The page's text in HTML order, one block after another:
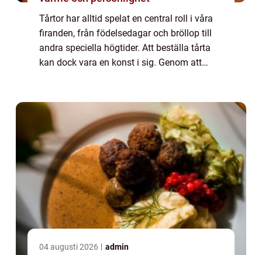
Tårtor har alltid spelat en central roll i våra
firanden, från födelsedagar och bröllop till
andra speciella högtider. Att beställa tårta
kan dock vara en konst i sig. Genom att
04 augusti 2026 admin